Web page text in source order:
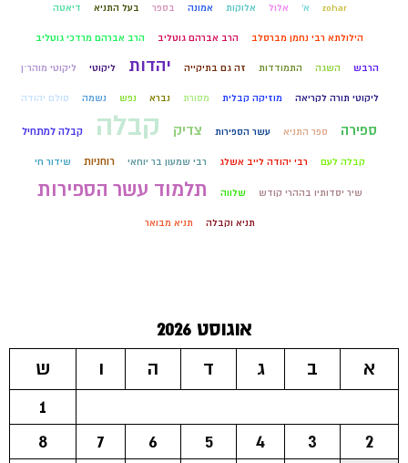
zohar א' אלול אלוקות אמונה בספר בעל התניא דיאטה
הילולתא רבי נחמן מברסלב הרב אברהם גוטליב הרב אברהם מרדכי גוטליב
הרבש השגה התמודדות זה גם בתיקייה יהדות ליקוטי ליקוטי מוהר״ן
ליקוטי תורה לקריאה מוזיקה קבלית מסורת נברא נפש נשמה סולם יהודה
ספירה ספר התניא עשר הספירות צדיק קבלה קבלה למתחיל
קבלה לעם רבי יהודה לייב אשלג רבי שמעון בר יוחאי רוחניות שידור חי
שיר יסדותיו בההרי קודש שלווה תלמוד עשר הספירות
תניא וקבלה תניא מבואר
אוגוסט 2026
א
ב ג ד ה ו
ש
1
2
3
4
5
6
7
8